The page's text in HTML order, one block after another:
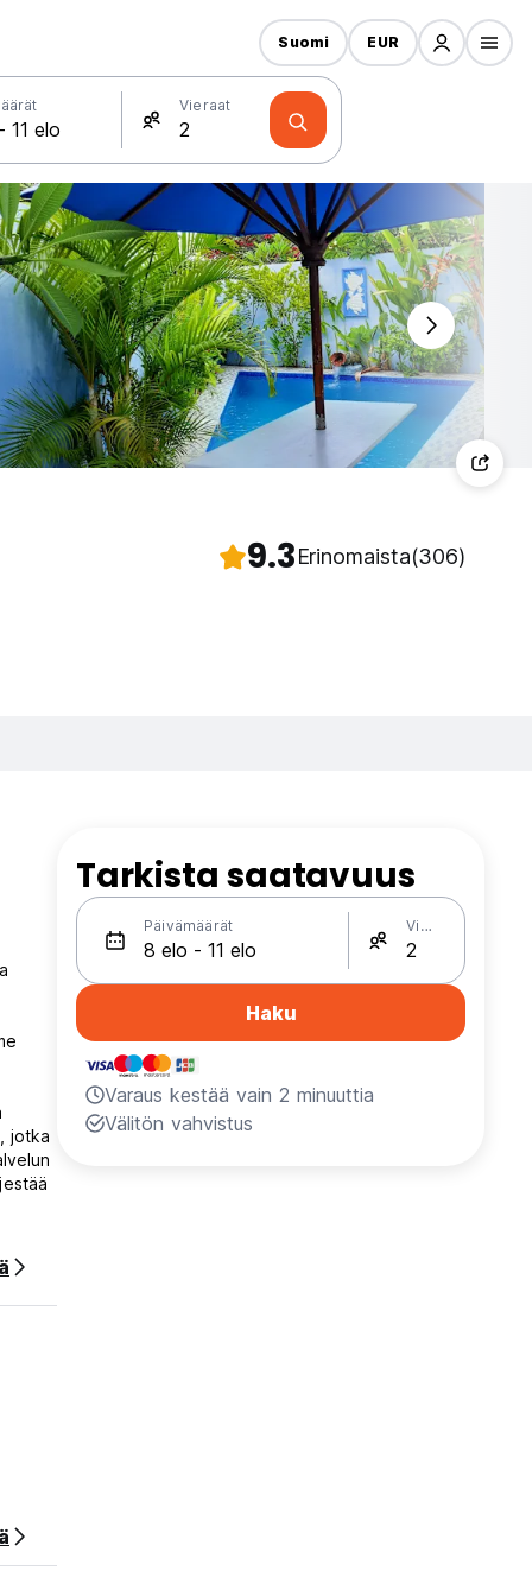
Vieraat
Suomi EUR
9.3Erinomaista(306)
jotka
Tarkista saatavuus
Päivämäärät Vieraat
Haku
Varaus kestää vain 2 minuuttia
Välitön vahvistus